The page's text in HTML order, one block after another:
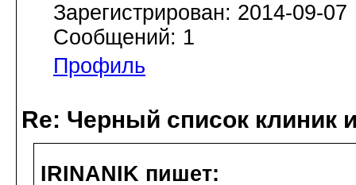
Зарегистрирован: 2014-09-07
Сообщений: 1
Профиль
Re: Черный список клиник
IRINANIK пишет: